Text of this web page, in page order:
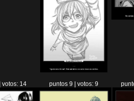
votos: 14 puntos 9 | votos: 9